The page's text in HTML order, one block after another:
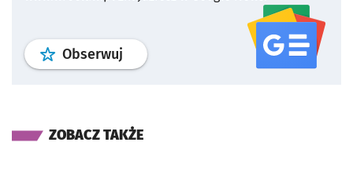
Obserwuj profil serwisu
ZOBACZ TAKŻE